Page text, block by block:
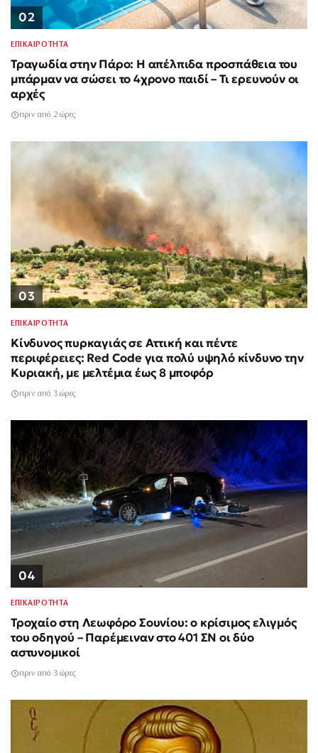
02
ΕΠΙΚΑΙΡΟΤΗΤΑ
Τραγωδία στην Πάρο: Η απέλπιδα προσπάθεια του
μπάρμαν να σώσει το 4χρονο παιδί – Τι ερευνούν οι
αρχές
πριν από 2 ώρες
03
ΕΠΙΚΑΙΡΟΤΗΤΑ
Κίνδυνος πυρκαγιάς σε Αττική και πέντε
περιφέρειες: Red Code για πολύ υψηλό κίνδυνο την
Κυριακή, με μελτέμια έως 8 μποφόρ
πριν από 3 ώρες
04
ΕΠΙΚΑΙΡΟΤΗΤΑ
Τροχαίο στη Λεωφόρο Σουνίου: ο κρίσιμος ελιγμός
του οδηγού – Παρέμειναν στο 401 ΣΝ οι δύο
αστυνομικοί
πριν από 3 ώρες